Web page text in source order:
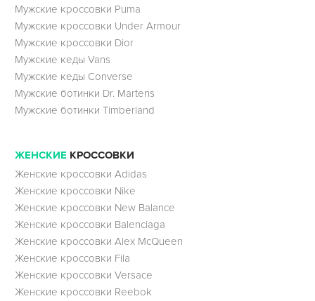
Мужские кроссовки Puma
Мужские кроссовки Under Armour
Мужские кроссовки Dior
Мужские кеды Vans
Мужские кеды Converse
Мужские ботинки Dr. Martens
Мужские ботинки Timberland
ЖЕНСКИЕ КРОССОВКИ
Женские кроссовки Adidas
Женские кроссовки Nike
Женские кроссовки New Balance
Женские кроссовки Balenciaga
Женские кроссовки Alex McQueen
Женские кроссовки Fila
Женские кроссовки Versace
Женские кроссовки Reebok